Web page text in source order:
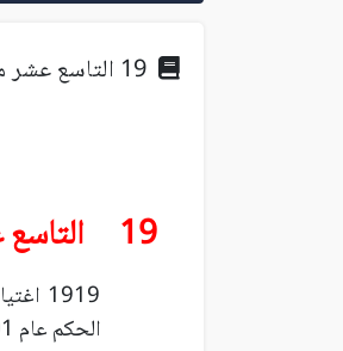
19 التاسع عشر من شباط (فبراير)
الحكم عام 1901